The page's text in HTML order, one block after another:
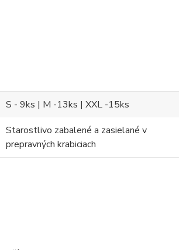
S - 9ks | M -13ks | XXL -15ks
Starostlivo zabalené a zasielané v
prepravných krabiciach